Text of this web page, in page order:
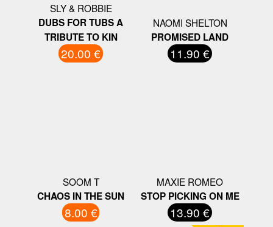
SLY & ROBBIE
DUBS FOR TUBS A
TRIBUTE TO KIN
20.00 €
NAOMI SHELTON
PROMISED LAND
11.90 €
SOOM T
CHAOS IN THE SUN
8.00 €
MAXIE ROMEO
STOP PICKING ON ME
13.90 €